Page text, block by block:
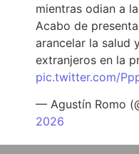
mientras odian a
Acabo de
arancelar la salud
extranjeros en la
pic.twitter.com/
— Agustín Romo
2026